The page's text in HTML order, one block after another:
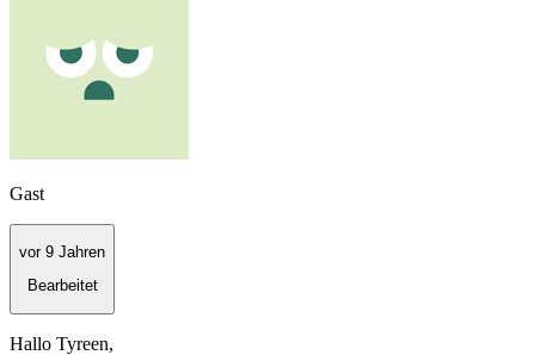
Gast
vor 9 Jahren
Bearbeitet
Hallo Tyreen,